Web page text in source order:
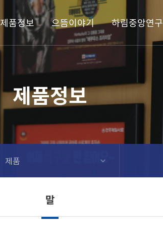
제품정보 으뜸이야기 하림중앙연
제품정보
제품
말